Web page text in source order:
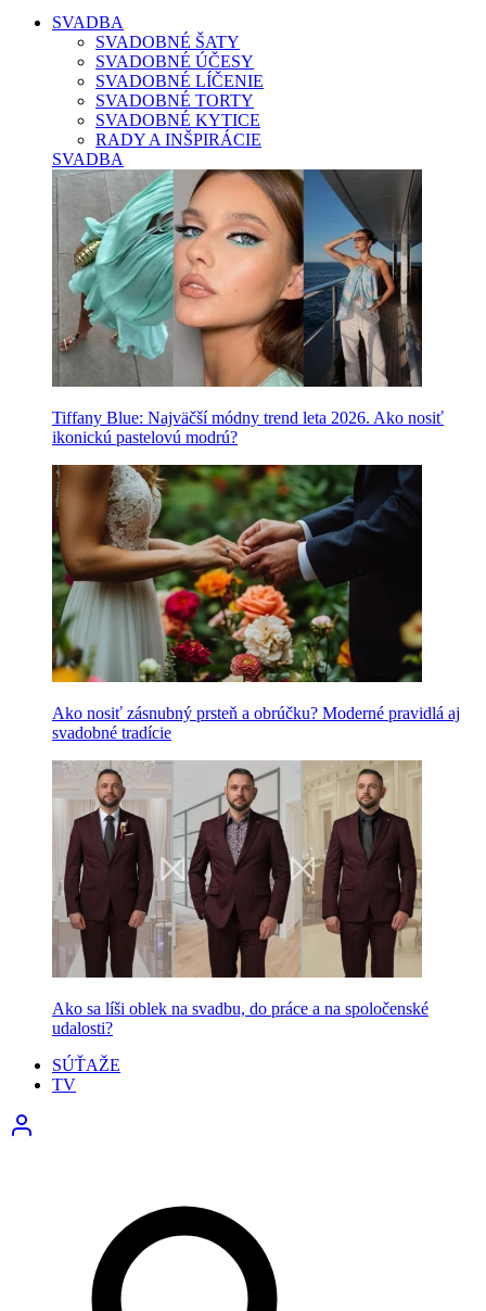
SVADBA
SVADOBNÉ ŠATY
SVADOBNÉ ÚČESY
SVADOBNÉ LÍČENIE
SVADOBNÉ TORTY
SVADOBNÉ KYTICE
RADY A INŠPIRÁCIE
SVADBA
Tiffany Blue: Najväčší módny trend leta 2026. Ako nosiť
ikonickú pastelovú modrú?
Ako nosiť zásnubný prsteň a obrúčku? Moderné pravidlá aj
svadobné tradície
Ako sa líši oblek na svadbu, do práce a na spoločenské
udalosti?
SÚŤAŽE
TV